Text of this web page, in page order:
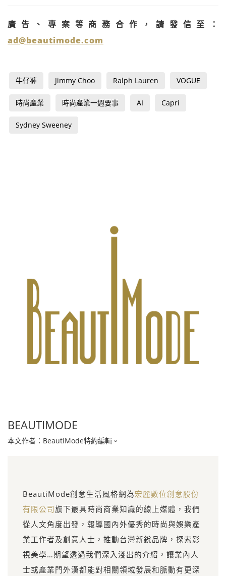
廣告、專案等商務合作，請發信至：
ad@beautimode.com
牛仔褲 Jimmy Choo Ralph Lauren VOGUE
時尚產業 時尚產業一週要事 AI Capri
Sydney Sweeney
BEAUTIMODE
本文作者：BeautiMode特約編輯。
BeautiMode創意生活風格網為宏麗數位創意股份
有限公司旗下最具時尚商業知識的線上媒體，我們
從人文角度出發，報導國內外優秀的時尚與娛樂產
業工作者及創意人士，推動台灣新銳品牌，探索影
視美學…期望透過我們深入淺出的介紹，讓業內人
士或產業門外漢都能對相關領域發展和脈動有更深